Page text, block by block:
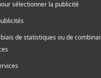
réuni sur les
était palpable et
l’amour de
deuxième
toute la Vieille